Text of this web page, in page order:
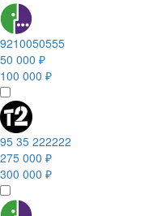
9210050555
50 000 ₽
100 000 ₽
95 35 222222
275 000 ₽
300 000 ₽